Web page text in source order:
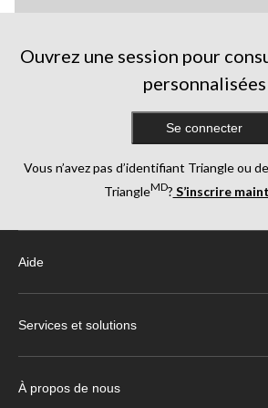
Ouvrez une session pour
personnalisées
Se connecter
Vous n’avez pas d’identifiant Triangle ou
TriangleMD? S’inscrire
Aide
Services et solutions
À propos de nous